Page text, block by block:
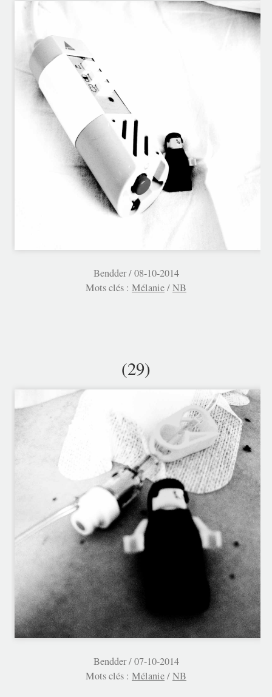
Bendder /08-10-2014
Mots clés : Mélanie/NB
(29)
Bendder /07-10-2014
Mots clés : Mélanie/NB